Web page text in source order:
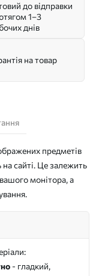
до відправки
1–3
днів
на товар
предметів
сайті. Це залежить
монітора, а
- гладкий,